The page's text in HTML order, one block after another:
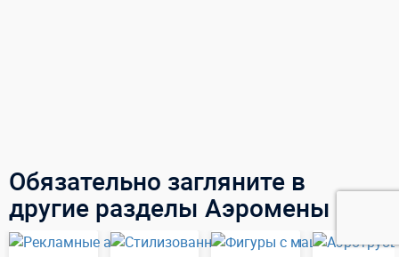
Обязательно загляните в
другие разделы Аэромены